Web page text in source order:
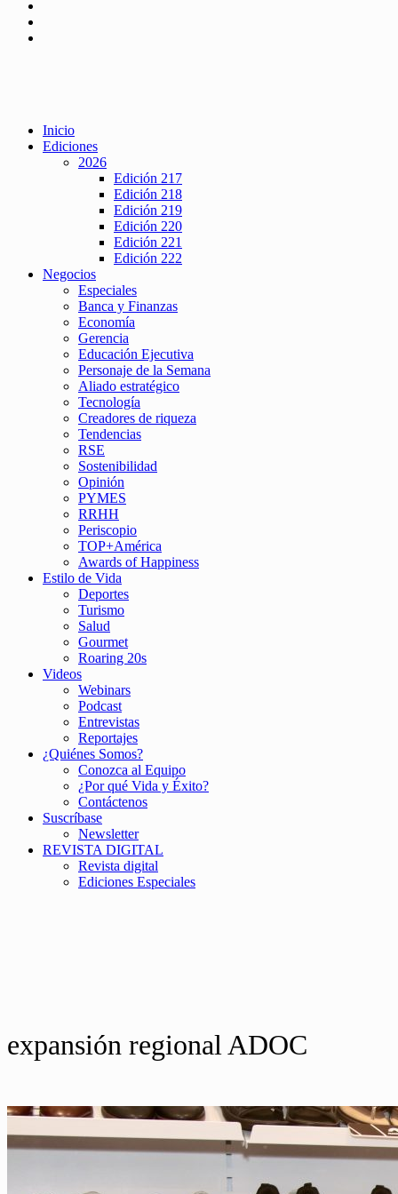
Inicio
Ediciones
2026
Edición 217
Edición 218
Edición 219
Edición 220
Edición 221
Edición 222
Negocios
Especiales
Banca y Finanzas
Economía
Gerencia
Educación Ejecutiva
Personaje de la Semana
Aliado estratégico
Tecnología
Creadores de riqueza
Tendencias
RSE
Sostenibilidad
Opinión
PYMES
RRHH
Periscopio
TOP+América
Awards of Happiness
Estilo de Vida
Deportes
Turismo
Salud
Gourmet
Roaring 20s
Videos
Webinars
Podcast
Entrevistas
Reportajes
¿Quiénes Somos?
Conozca al Equipo
¿Por qué Vida y Éxito?
Contáctenos
Suscríbase
Newsletter
REVISTA DIGITAL
Revista digital
Ediciones Especiales
expansión regional ADOC